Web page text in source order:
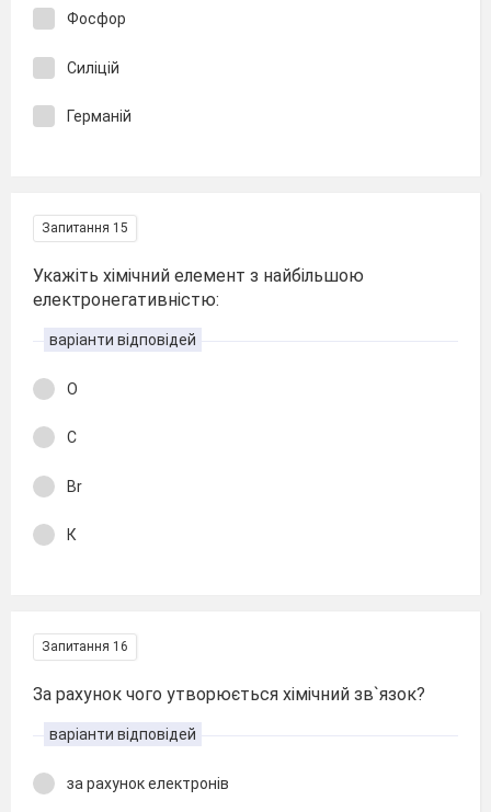
Фосфор
Силіцій
Германій
Запитання 15
Укажіть хімічний елемент з найбільшою
електронегативністю:
варіанти відповідей
О
С
Br
К
Запитання 16
За рахунок чого утворюється хімічний зв`язок?
варіанти відповідей
за рахунок електронів